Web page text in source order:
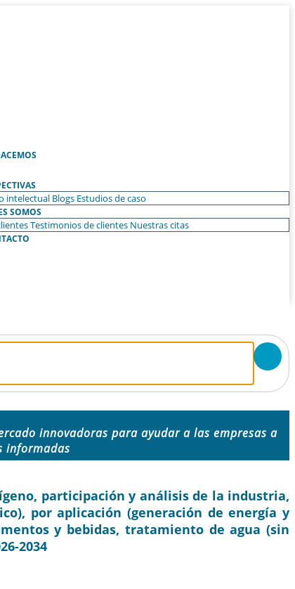
intelectual Blogs Estudios de caso
SOMOS
Testimonios de clientes Nuestras citas
innovadoras para ayudar a las empresas a
informadas
participación y análisis de la industria,
por aplicación (generación de energía y
y bebidas, tratamiento de agua (sin
2034